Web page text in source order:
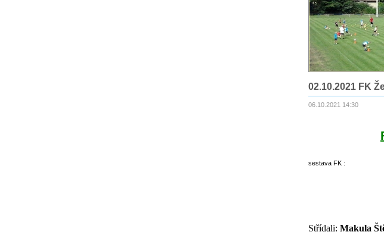
02.10.2021 FK
06.10.2021 14:30
Střídali: Makula